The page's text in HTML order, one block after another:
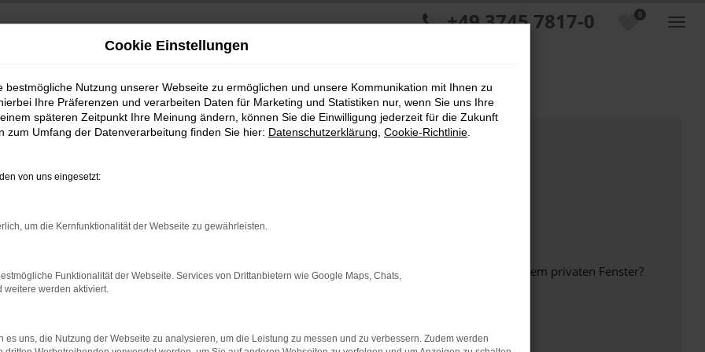
0
+49 3745 7817-0
bestimmter Seiten verhindern. Funktioniert die Seite in einem anderen Browser oder in einem privaten Fenster?
beheben.
auf dem neuesten Stand sind.
Cookie Einstellungen
bestmögliche Nutzung unserer Webseite zu ermöglichen und unsere Kommunikation mit Ihnen zu
Ihre Präferenzen und verarbeiten Daten für Marketing und Statistiken nur, wenn Sie uns Ihre
späteren Zeitpunkt Ihre Meinung ändern, können Sie die Einwilligung jederzeit für die Zukunft
zum Umfang der Datenverarbeitung finden Sie hier: Datenschutzerklärung Cookie-Richtlinie
von uns eingesetzt:
um die Kernfunktionalität der Webseite zu gewährleisten.
Funktionalität der Webseite. Services von Drittanbietern wie Google Maps, Chats,
weitere werden aktiviert.
es uns, die Nutzung der Webseite zu analysieren, um die Leistung zu messen und zu verbessern. Zudem werden